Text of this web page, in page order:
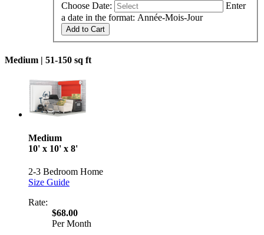
Choose Date:
Enter
a date in the format: Année-Mois-Jour
Add to Cart
Medium | 51-150 sq ft
Medium
10' x 10' x 8'
2-3 Bedroom Home
Size Guide
Rate:
$68.00
Per Month